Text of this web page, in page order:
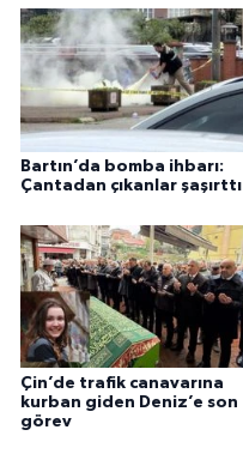
Bartın’da bomba ihbarı:
Çantadan çıkanlar şaşırttı
Çin’de trafik canavarına
kurban giden Deniz’e son
görev